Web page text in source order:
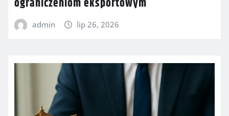
ograniczeniom eksportowym
admin lip 26, 2026